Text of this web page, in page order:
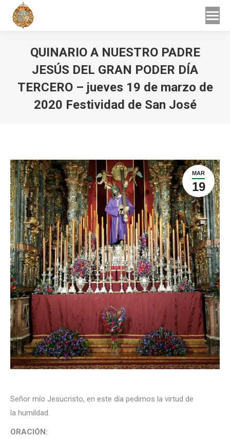
QUINARIO A NUESTRO PADRE
JESÚS DEL GRAN PODER DÍA
TERCERO – jueves 19 de marzo de
2020 Festividad de San José
MAR
19
Señor mío Jesucristo, en este día pedimos la virtud de
la humildad.
ORACIÓN: